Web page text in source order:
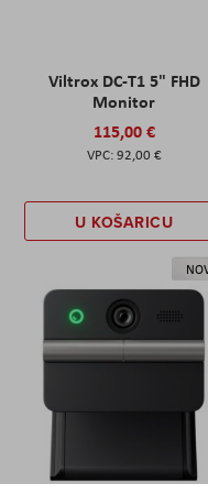
Viltrox DC-T1 5" FHD
Monitor
115,00 €
92,00 €
U KOŠARICU